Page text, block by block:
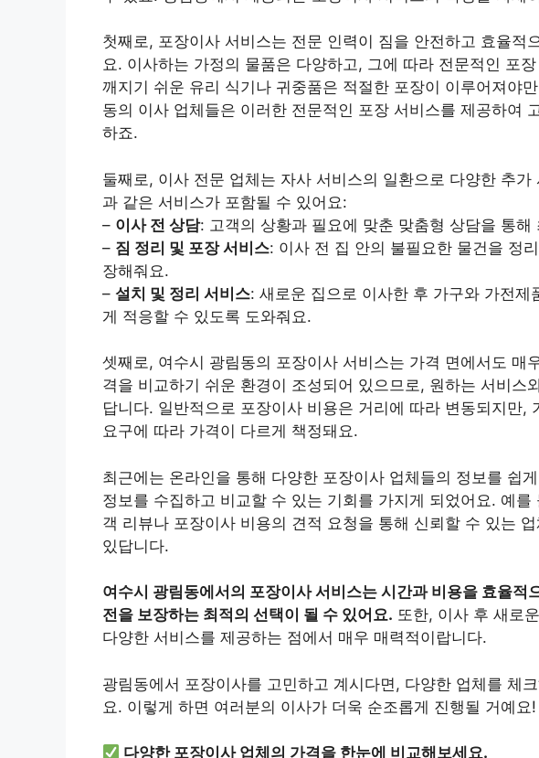
첫째로, 포장이사 서비스는 전문 인력이 짐을 안전하고 효율적
요. 이사하는 가정의 물품은 다양하고, 그에 따라 전문적인 포
깨지기 쉬운 유리 식기나 귀중품은 적절한 포장이 이루어져야
동의 이사 업체들은 이러한 전문적인 포장 서비스를 제공하여
하죠.
둘째로, 이사 전문 업체는 자사 서비스의 일환으로 다양한 추
과 같은 서비스가 포함될 수 있어요:
– 이사 전 상담: 고객의 상황과 필요에 맞춘 맞춤형 상담을 통
– 짐 정리 및 포장 서비스: 이사 전 집 안의 불필요한 물건을 정
장해줘요.
– 설치 및 정리 서비스: 새로운 집으로 이사한 후 가구와 가전제
게 적응할 수 있도록 도와줘요.
셋째로, 여수시 광림동의 포장이사 서비스는 가격 면에서도 매
격을 비교하기 쉬운 환경이 조성되어 있으므로, 원하는 서비스
답니다. 일반적으로 포장이사 비용은 거리에 따라 변동되지만,
요구에 따라 가격이 다르게 책정돼요.
최근에는 온라인을 통해 다양한 포장이사 업체들의 정보를 쉽
정보를 수집하고 비교할 수 있는 기회를 가지게 되었어요. 예
객 리뷰나 포장이사 비용의 견적 요청을 통해 신뢰할 수 있는
있답니다.
여수시 광림동에서의 포장이사 서비스는 시간과 비용을 효율적
전을 보장하는 최적의 선택이 될 수 있어요. 또한, 이사 후 새로
다양한 서비스를 제공하는 점에서 매우 매력적이랍니다.
광림동에서 포장이사를 고민하고 계시다면, 다양한 업체를 체
요. 이렇게 하면 여러분의 이사가 더욱 순조롭게 진행될 거예요!
다양한 포장이사 업체의 가격을 한눈에 비교해보세요.